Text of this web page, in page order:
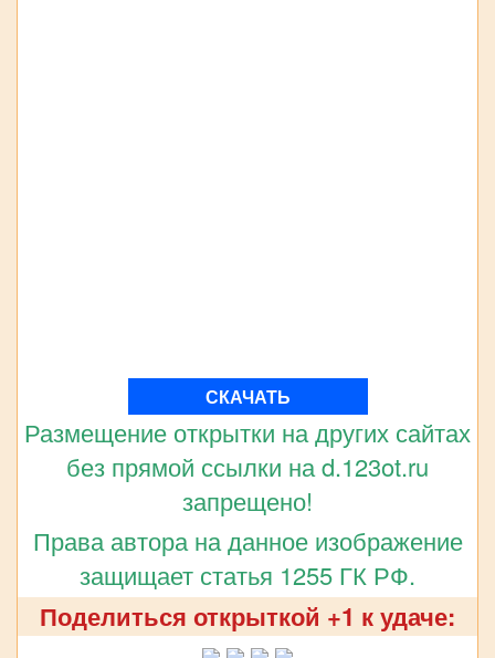
СКАЧАТЬ
Размещение открытки на других сайтах
без прямой ссылки на d.123ot.ru
запрещено!
Права автора на данное изображение
защищает статья 1255 ГК РФ.
Поделиться открыткой +1 к удаче: